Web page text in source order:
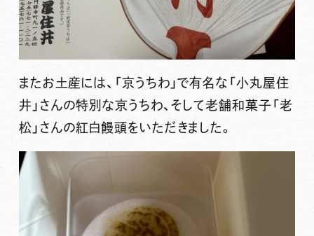
またお土産には、「京うちわ」で有名な「小丸屋住
井」さんの特別な京うちわ、そして老舗和菓子「老
松」さんの紅白饅頭をいただきました。